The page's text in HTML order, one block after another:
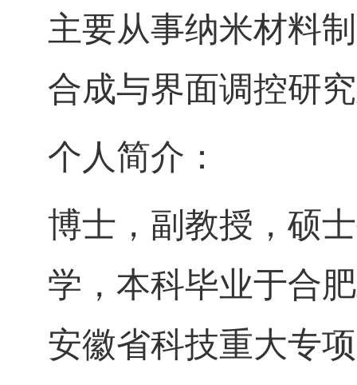
主要从事纳米材料
合成与界面调控研
个人简介：
博士，副教授，硕
学，本科毕业于合
安徽省科技重大专项